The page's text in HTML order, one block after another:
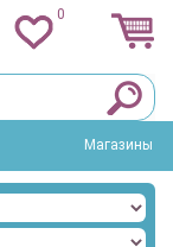
0
Магазины